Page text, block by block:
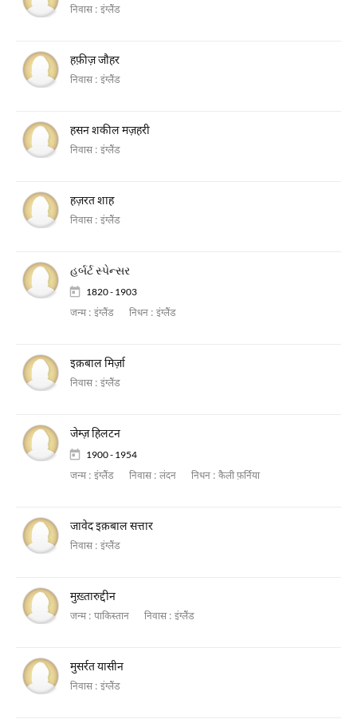
निवास : इंग्लैंड
हफ़ीज़ जौहर
निवास : इंग्लैंड
हसन शकील मज़हरी
निवास : इंग्लैंड
हज़रत शाह
निवास : इंग्लैंड
હર્બર્ટ સ્પેન્સર
1820 - 1903
जन्म : इंग्लैंड निधन : इंग्लैंड
इक़बाल मिर्ज़ा
निवास : इंग्लैंड
जेम्ज़ हिलटन
1900 - 1954
जन्म : इंग्लैंड निवास : लंदन निधन : कैली फ़र्निया
जावेद इक़बाल सत्तार
निवास : इंग्लैंड
मुख़्तारुद्दीन
जन्म : पाकिस्तान निवास : इंग्लैंड
मुसर्रत यासीन
निवास : इंग्लैंड